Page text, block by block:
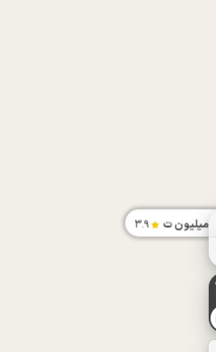
میلیون ت 3.9